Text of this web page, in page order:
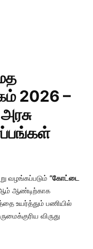
2026 –
வழங்கப்படும் “கோட்டை
ஆண்டிற்காக
உயர்த்தும் பணியில்
விருது